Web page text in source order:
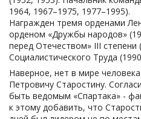
1964, 1967–1975, 1977–1995).
Награжден тремя орденами
орденом «Дружбы народов»
перед Отечеством» III степени
Социалистического Труда
Наверное, нет в мире человека равного Николаю Петровичу Старостину. Согласитесь, что 60 с лишним лет быть ведомым «Спартака» - фантастический рекорд. И если к этому добавить, что Старостин с первых и до последних дней был лидером не по местам, которые он в спартаковском обществе занимал, а потому, что он из себя представлял как человек, руководитель, спортсмен, то это не имеет аналогов. Конечно, на первом плане у него был футбол, который, по мнению всех без исключения спартаковцев, членов его семьи, друзей, наконец, соперников было делом жизни Николая Петровича. Он начал играть в 1919 году в Москве в клубной команде Российского гимнастического общества, затем выступал за МКС, «Красную Пресню», «Пищевики», «Промкооперацию», «Дукат», а в 1935-1936 годах за «Спартак». В 1935 году секретарь ЦК ВЛКСМ Александр Косарев предложил Николаю Петровичу и еще ряду знаменитых мастеров создать новое спортобщество, в состав которого должны были войти не только команды, но и коллективы спортсменов-производственников артелей промкооперации. Название спортобщества было выбрано, безусловно, точно! Спартак – гладиатор, лидер борьбы с тиранией. В 30-е годы это было воспринято на «ура» не только в верхах, но и в широких народных массах. «Николай Петрович Старостин», — писал в своей книге страстный поклонник «Спартака», главный редактор еженедельника «Футбол-Хоккей» Лев Иванович Филатов, — «Истинный основатель спортобщества и футбольной команды. Но все, им сделанное, имеет далеко не «местное» спартаковское значение. Старостин был ярким, колоритным представителем отечественного руководителя. И как спортсмен, тренер, руководитель, публицист, непримиримо отстаивая свои взгляды и идеалы. Старостин способствовал развитию советского и российского спорта. Николай Петрович Старостин — фигура историческая. Правда, говорят, что героями не рождаются. В этом ряду могут быть исключительно Личности. Николай Петрович доказал это всей своей жизнью. Без него и сегодня немыслим «Спартак»! Его долгая трудовая жизнь стала подвигом и единственным примером в мировом и отечественном футболе. И его слова о том, что «Спартак» — это не Старостины, не Симонян, не Дасаев, и не Черенков — это значительно больше, это нечто, особенное, не подвластное словам и персонам. «Спартак» — это философия общественной нравственности, а Николай Петрович являлся её творцом и хранителем. И значимость этого сильного, смелого и умного человека России в многогранной жизни «Спартака» — велика и неповторима. Николай Петрович, на котором, собственно, держался футбольный "Спартак" никогда не афишировал своей роли в достижениях команды. В интервью СМИ неизменно подчеркивал роль футболистов, тренеров. И тактично уходил от ответа на вопросы, связанные с его вкладом в победы. На самом деле игрок он был на редкость способный, с характером. «Как-то я зашел на Стадион юных пионеров», – вспоминает в своей книге партнёр Старостина по сборной Москвы и СССР Михаил Якушин – «И увидел необычную картину. На поле в одиночестве тренировался Николай Старостин. Он без устали водил мяч, совершал с ним рывки, заканчивая их ударами по воротам. По существу, это была та самая индивидуальная тренировка, в необходимости которой мы столь безуспешно пытаемся убедить нынешних наших мастеров... Увлеченный зрелищем, я просидел всю его тренировку на трибуне, думая про себя, что так заниматься может человек, одержимый футболом. И проникся к нему с того времени глубоким уважением. Николай Старостин был типичным фланговым нападающим, славился неудержимым напором и сильными ударами. Особой хитрости в его игре не было, он шел с мячом, как правило, по прямой, что называется, напролом, и соперник, пугаясь неустрашимого форварда нередко просто отступал». Старостин обладал высокой культурой общения. И, практически не было людей, которые слышали от него резкие слова. Всех нас подкупала его демократичность, его доброта, – писал в своей книге «Футбол - только ли игра?» — заслуженный мастер спорта Никита Симонян – «Он употреблял власть только в крайнем случае, отчисляя игрока из команды. Но при этом никогда не унижал человеческого достоинства, разговаривал по-отечески: ему никогда не была безразлична судьба, в которую он должен вмешаться... Меня всю жизнь упрекали в мягкости. Но по сравнению с ним — я кремень. Когда требовал от него, как от начальника команды, применения санкций, он внимательно, сдвинув очки, смотрел на меня, будто видел впервые, и басил: «Слушай, Никит, я не знал, что ты такой жестокий, что можешь так ощетиниться». Его работа для любого может служить образцом отношения к делу. Не пропустил ни одной игры, ни одной поездки. Зубную щетку в сумку — и на самолет. Рассказывал, что ему звонит супруга Бескова и сообщает, что Константин Иванович себя плохо чувствует, поехать на игру не в состоянии и, вообще, говорит: «Николай Петрович, ему уже за шестьдесят, не мальчик...». Смеется: «Значит я еще ничего, Никит, а? Если о моем возрасте все забывают?». Николай Петрович, по общему мнению, обладал великолепным даром убеждения. Он в разговоре на любую тему, не «давил» на собеседников авторитетом, не действовал с позиции мэтра, а вел речь на равных, уважительно. И с помощью интеллекта, высокой культуры, профессионализма, наконец, чутья, свойственного Личностям, находил верное решение той или иной проблемы, И умело доказывал точность его точки зрения, оперируя фактами. Например, в конце семидесятых годов украинские футбольные руководители усиленно склоняли Федерацию футбола СССР, тренеров республиканских клубов к переводу чемпионата страны на систему «осень-весна». И именно Николай Старостин на специальном совещании разнес в пух и прах эту систему, при коей положение ряда команд, в том числе и киевлян, было более выгодным. Николай Петрович заявил: «Нет смысла всем без исключения «месить» грязь на полях в осенние и весенние месяцы. И делить один чемпионат на две части с большим зимним перерывом. В нашей стране в футбол надо играть летом». В определенной степени историческим надо назвать предложение Старостина, сделанное Олегу Романцеву. Многолетнего капитана футбольного «Спартака» после завершения игровой карьеры главный тренер Константин Бесков пригласил в команду мастеров на роль его помощника.